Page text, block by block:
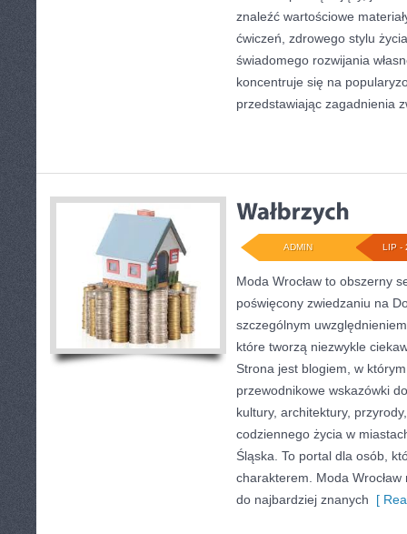
znaleźć wartościowe
ćwiczeń, zdrowego stylu
świadomego rozwijania
koncentruje się na
przedstawiając zagadnienia
LIP -
ADMIN
Moda Wrocław to obszerny
poświęcony zwiedzaniu na
szczególnym
które tworzą niezwykle
Strona jest blogiem, w
przewodnikowe wskazówki
kultury, architektury,
codziennego życia w
Śląska. To portal dla osób,
charakterem. Moda Wrocław
do najbardziej znanych [